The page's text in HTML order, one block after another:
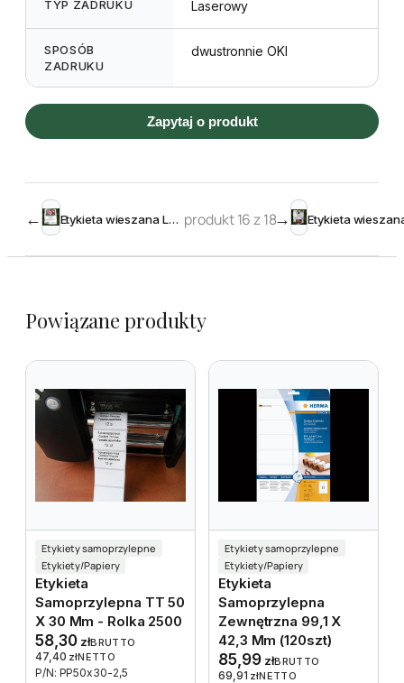
TYP ZADRUKU Laserowy
SPOSÓB
ZADRUKU
dwustronnie OKI
Zapytaj o produkt
← Etykieta wieszana L2 70 x 99 mm (2250szt.) produkt 16 z 18→
Powiązane produkty
Etykiety samoprzylepne
Etykiety/Papiery
Etykieta
Samoprzylepna TT 50
X 30 Mm - Rolka 2500
58,30 złBRUTTO
47,40 złNETTO
P/N: PP50x30-2,5
Etykiety samoprzylepne
Etykiety/Papiery
Etykieta
Samoprzylepna
Zewnętrzna 99,1 X
42,3 Mm (120szt)
85,99 złBRUTTO
69,91 złNETTO